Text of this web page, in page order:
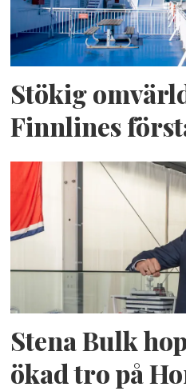
Stökig
Finnlines
Stena Bulk
ökad tro på